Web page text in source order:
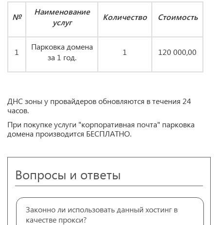
№
Наименование
услуг
Количество Стоимость
1
Парковка домена
за 1 год.
1 120 000,00
ДНС зоны у провайдеров обновляются в течения 24
часов.
При покупке услуги "корпоративная почта" парковка
домена производится БЕСПЛАТНО.
Вопросы и ответы
Законно ли использовать данный хостинг в
качестве прокси?